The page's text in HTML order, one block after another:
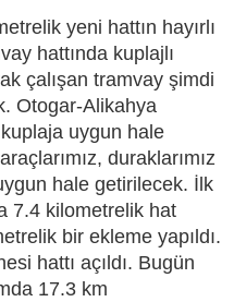
yeni hattın hayırlı
hattında kuplajlı
çalışan tramvay şimdi
Otogar-Alikahya
kuplaja uygun hale
duraklarımız
hale getirilecek. İlk
7.4 kilometrelik hat
bir ekleme yapıldı.
hattı açıldı. Bugün
17.3 km